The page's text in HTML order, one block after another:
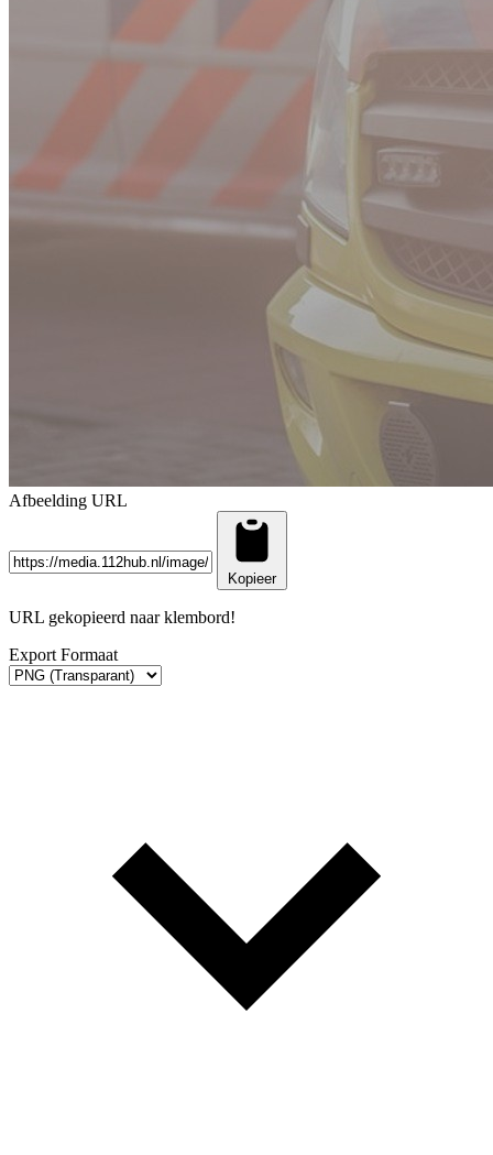
Afbeelding URL
Kopieer
URL gekopieerd naar klembord!
Export Formaat